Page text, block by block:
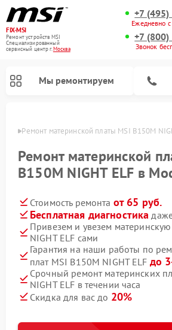
FIX-MSI
Ремонт устройств MSI
Специализированный
cервисный центр г.Москва
+7
Ежедневно
+7
Звонок
Мы ремонтируем
Ремонт материнской платы MSI B150M
Ремонт материнской
B150M NIGHT ELF в
Стоимость ремонта от 65 руб.
Бесплатная диагностика
Привезем и увезем
NIGHT ELF сами
Гарантия на наши работы по
плат MSI B150M NIGHT ELF до
Срочный ремонт материнских
NIGHT ELF в течении часа
Скидка для вас до 20%